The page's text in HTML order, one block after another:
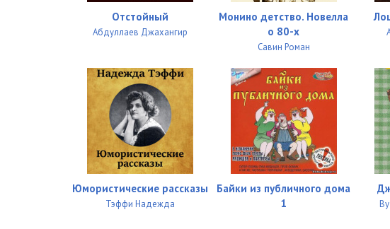
Отстойный
Абдуллаев Джахангир
Монино детство. Новелла
о 80-х
Савин Роман
Юмористические рассказы
Тэффи Надежда
Байки из публичного дома
1